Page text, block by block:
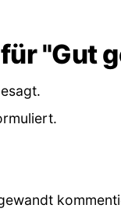
"Gut